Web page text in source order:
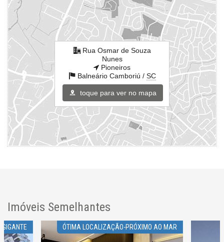
Rua Osmar de Souza
Nunes
Pioneiros
Balneário Camboriú / SC
toque para ver no mapa
Imóveis Semelhantes
ÓTIMA LOCALIZAÇÃO-PRÓXIMO AO MAR